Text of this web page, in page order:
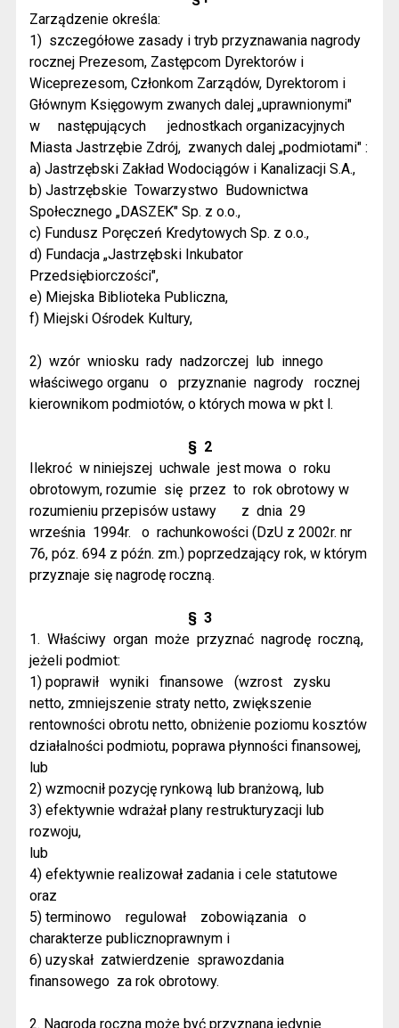
Zarządzenie określa:
1) szczegółowe zasady i tryb przyznawania nagrody
rocznej Prezesom, Zastępcom Dyrektorów i
Wiceprezesom, Członkom Zarządów, Dyrektorom i
Głównym Księgowym zwanych dalej „uprawnionymi"
w
następujących
jednostkach organizacyjnych
Miasta Jastrzębie Zdrój, zwanych dalej „podmiotami" :
a) Jastrzębski Zakład Wodociągów i Kanalizacji S.A.,
b) Jastrzębskie Towarzystwo Budownictwa
Społecznego „DASZEK" Sp. z o.o.,
c) Fundusz Poręczeń Kredytowych Sp. z o.o.,
d) Fundacja „Jastrzębski Inkubator
Przedsiębiorczości",
e) Miejska Biblioteka Publiczna,
f) Miejski Ośrodek Kultury,
2) wzór wniosku rady nadzorczej lub innego
właściwego organu
o przyznanie nagrody
rocznej
kierownikom podmiotów, o których mowa w pkt l.
§ 2
Ilekroć w niniejszej uchwale jest mowa o roku
obrotowym, rozumie się przez to rok obrotowy w
rozumieniu przepisów ustawy
z dnia 29
września 1994r. o rachunkowości (DzU z 2002r. nr
76, póz. 694 z późn. zm.) poprzedzający rok, w którym
przyznaje się nagrodę roczną.
§ 3
1. Właściwy organ może przyznać nagrodę roczną,
jeżeli podmiot:
1) poprawił
wyniki finansowe (wzrost
zysku
netto, zmniejszenie straty netto, zwiększenie
rentowności obrotu netto, obniżenie poziomu kosztów
działalności podmiotu, poprawa płynności finansowej,
lub
2) wzmocnił pozycję rynkową lub branżową, lub
3) efektywnie wdrażał plany restrukturyzacji lub
rozwoju,
lub
4) efektywnie realizował zadania i cele statutowe
oraz
5) terminowo
regulował zobowiązania
o
charakterze publicznoprawnym i
6) uzyskał zatwierdzenie sprawozdania
finansowego za rok obrotowy.
2. Nagroda roczna może być przyznana jedynie